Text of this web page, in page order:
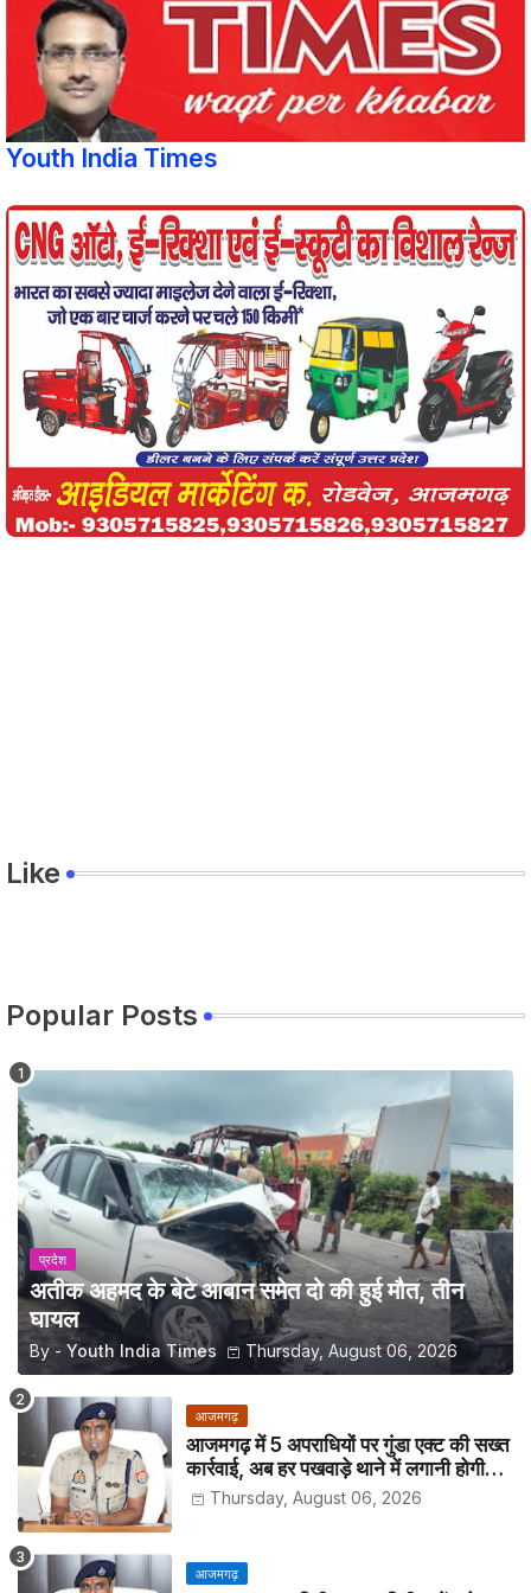
Youth India Times
Like
Popular Posts
प्रदेश
अतीक अहमद के बेटे आबान समेत दो की हुई मौत, तीन
घायल
By - Youth India Times Thursday, August 06, 2026
आजमगढ़
आजमगढ़ में 5 अपराधियों पर गुंडा एक्ट की सख्त
कार्रवाई, अब हर पखवाड़े थाने में लगानी होगी
हाजिरीThursday, August 06, 2026
आजमगढ़